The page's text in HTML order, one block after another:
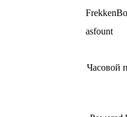
asfount
Часовой